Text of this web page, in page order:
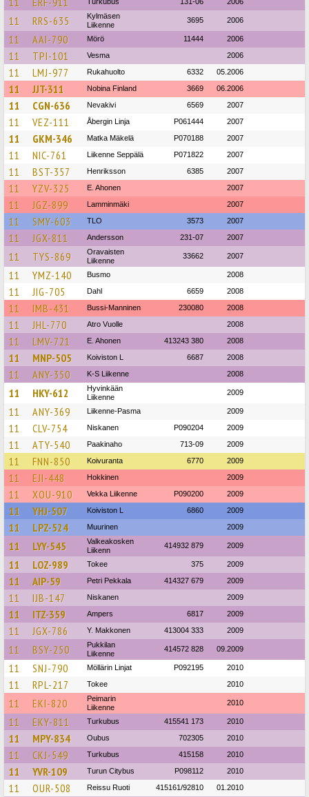
11 RRS-635
Kylmäsen
Liikenne
3695 2006
11 AAI-790 Mörö 11444 2006
11 TPI-101 Vesma 2006
11 LMJ-977 Rukahuolto 6332 05.2006
11 JJT-311 Nobina Finland 3669 06.2006
11 CGN-636 Nevakivi 6569 2007
11 VEZ-111 Åbergin Linja P061444 2007
11 GKM-346 Matka Mäkelä P070188 2007
11 NIC-761 Liikenne Seppälä P071822 2007
11 BST-357 Henriksson 6385 2007
11 YZV-325 E. Ahonen 2007
11 JGZ-899 Lamminmäki 2007
11 SMY-603 TLO 3573 2007
11 JGX-811 Andersson 231-07 2007
11 TYS-869
Oravaisten
Liikenne
33662 2007
11 YMZ-140 Busmo 2008
11 JIG-705 Dahl 6659 2008
11 IMB-431 Bussi-Manninen 230080 2008
11 JHL-770 Atro Vuolle 2008
11 LMV-721 E. Ahonen 413243 380 2008
11 MNP-505 Koiviston L 6687 2008
11 ANY-350 K-S Liikenne 2008
11 HKY-612
Hyvinkään
Liikenne
2009
11 ANY-369 Liikenne-Pasma 2009
11 CLV-754 Niskanen P090204 2009
11 ATY-540 Paakinaho 713-09 2009
11 FNN-850 Koivuranta 6770 2009
11 EJI-448 Hokkinen 2009
11 XOU-910 Vekka Liikenne P090200 2009
11 YHJ-507 Koiviston L 6860 2009
11 LPZ-524 Muurinen 2009
11 LYY-545
Valkeakosken
Liikenn
414932 879 2009
11 LOZ-989 Tokee 375 2009
11 AIP-59 Petri Pekkala 414327 679 2009
11 IJB-147 Niskanen 2009
11 ITZ-359 Ampers 6817 2009
11 JGX-786 Y. Makkonen 413004 333 2009
11 BSY-250
Pukkilan
Liikenne
414572 828 09.2009
11 SNJ-790 Möllärin Linjat P092195 2010
11 RPL-217 Tokee 2010
11 EKI-820
Peimarin
Liikenne
2010
11 EKY-811 Turkubus 415541 173 2010
11 MPY-834 Oubus 702305 2010
11 CKJ-549 Turkubus 415158 2010
11 YVR-109 Turun Citybus P098112 2010
11 OUR-508 Reissu Ruoti 415161/92810 01.2010